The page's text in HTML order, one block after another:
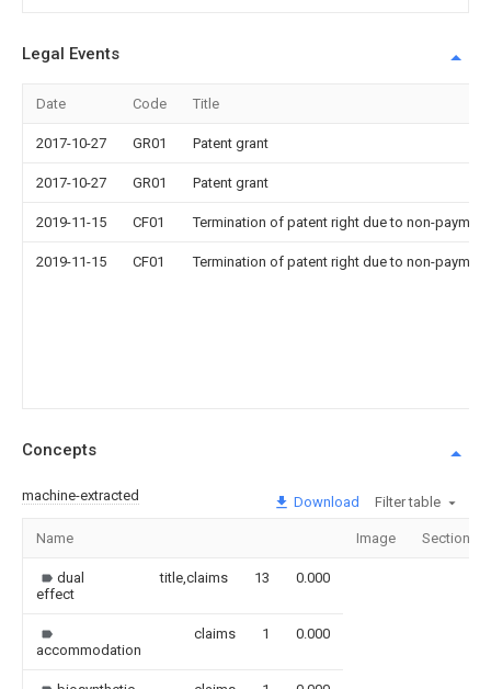
Legal Events
Date Code Title
2017-10-27 GR01 Patent grant
2017-10-27 GR01 Patent grant
2019-11-15 CF01 Termination of patent right due to non-
2019-11-15 CF01 Termination of patent right due to non-
Concepts
machine-extracted Download Filter table
Name Image Sections
dual
effect
title,claims 13 0.000
accommodation
claims 1 0.000